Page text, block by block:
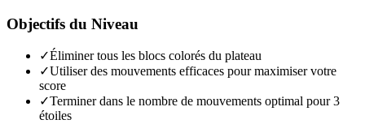
Objectifs du Niveau
✓Éliminer tous les blocs colorés du plateau
✓Utiliser des mouvements efficaces pour maximiser votre
score
✓Terminer dans le nombre de mouvements optimal pour 3
étoiles